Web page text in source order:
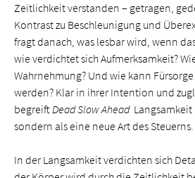
Zeitlichkeit verstanden – getragen,
Kontrast zu Beschleunigung und
fragt danach, was lesbar wird, wenn
wie verdichtet sich Aufmerksamkeit?
Wahrnehmung? Und wie kann
werden? Klar in ihrer Intention und
begreiftDead Slow AheadLangsamkeit
sondern als eine neue Art des Steuerns.
In der Langsamkeit verdichten sich